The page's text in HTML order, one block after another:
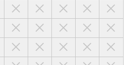
お問合せフォーム